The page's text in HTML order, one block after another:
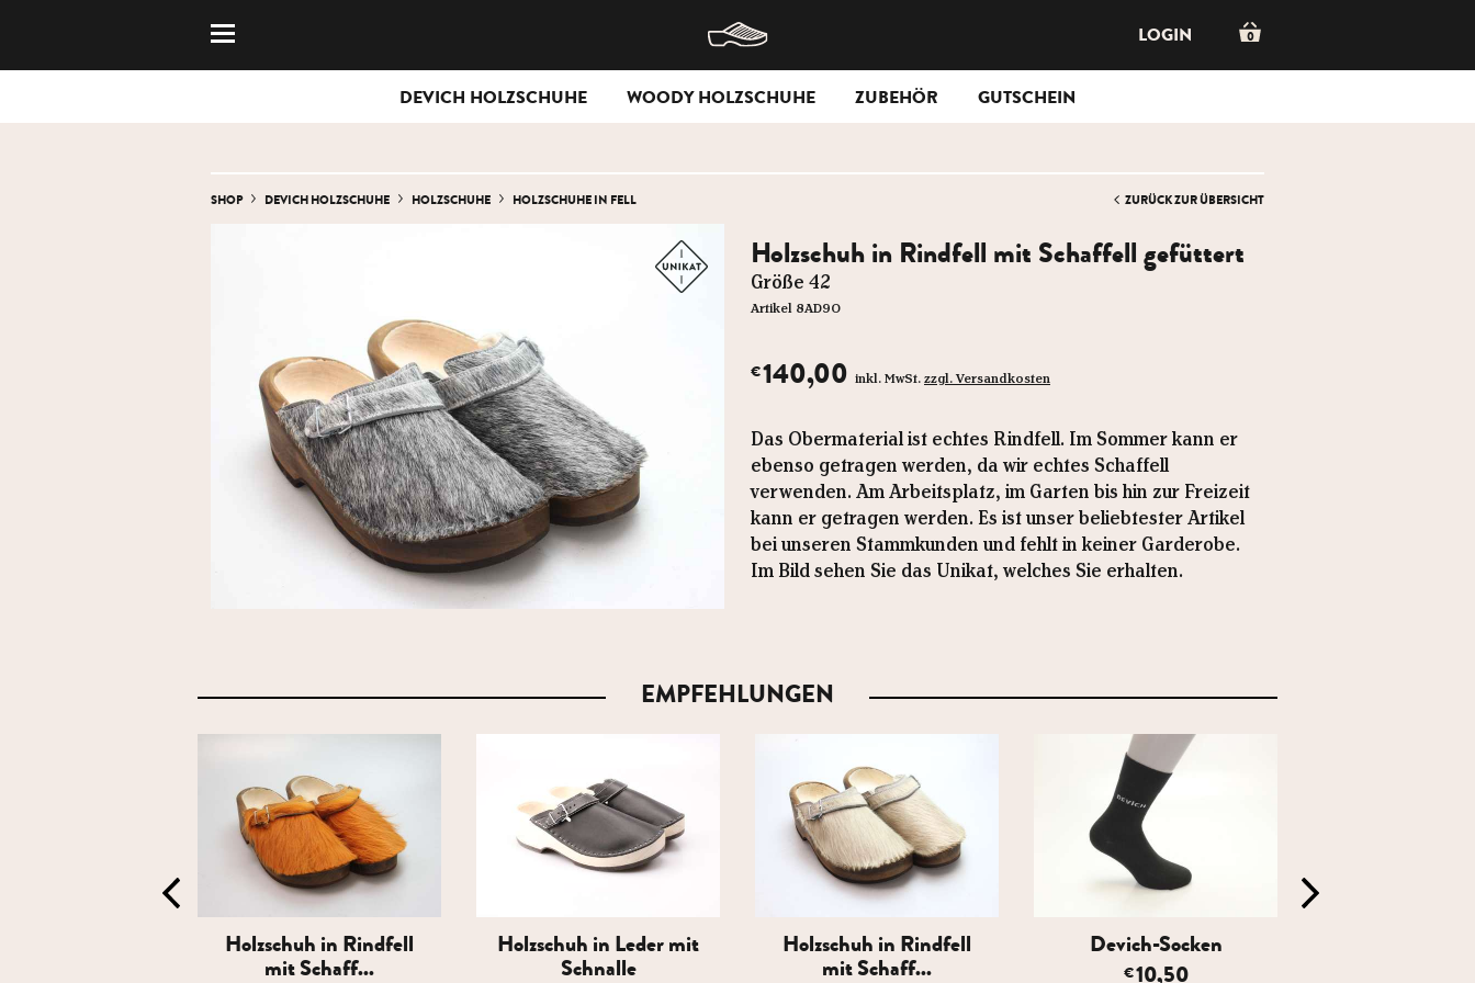
0
LOGIN
DEVICH HOLZSCHUHE WOODY HOLZSCHUHE ZUBEHÖR GUTSCHEIN
SHOP DEVICH HOLZSCHUHE HOLZSCHUHE HOLZSCHUHE IN FELL ZURÜCK ZUR ÜBERSICHT
Holzschuh in Rindfell mit Schaffell gefüttert
Größe 42
Artikel 8AD9O
€140,00 inkl. MwSt. zzgl. Versandkosten
Das Obermaterial ist echtes Rindfell. Im Sommer kann er
ebenso getragen werden, da wir echtes Schaffell
verwenden. Am Arbeitsplatz, im Garten bis hin zur Freizeit
kann er getragen werden. Es ist unser beliebtester Artikel
bei unseren Stammkunden und fehlt in keiner Garderobe.
Im Bild sehen Sie das Unikat, welches Sie erhalten.
EMPFEHLUNGEN
Holzschuh in Rindfell
mit Schaff...
Holzschuh in Leder mit
Schnalle
Holzschuh in Rindfell
mit Schaff...
Devich-Socken
€10,50